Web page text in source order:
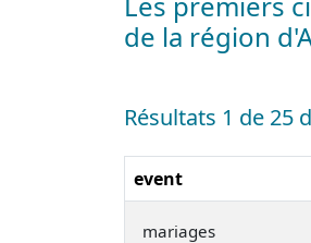
de la région
Résultats 1 de 25
event
mariages